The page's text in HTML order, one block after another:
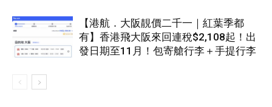
【港航．大阪靚價二千一｜紅葉季都
有】香港飛大阪來回連稅$2,108起！出
發日期至11月！包寄艙行李＋手提行李